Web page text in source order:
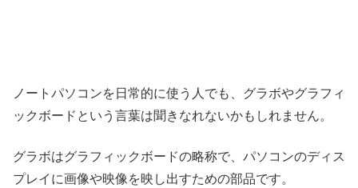
ノートパソコンを日常的に使う人でも、グラボやグラフィ
ックボードという言葉は聞きなれないかもしれません。
グラボはグラフィックボードの略称で、パソコンのディス
プレイに画像や映像を映し出すための部品です。